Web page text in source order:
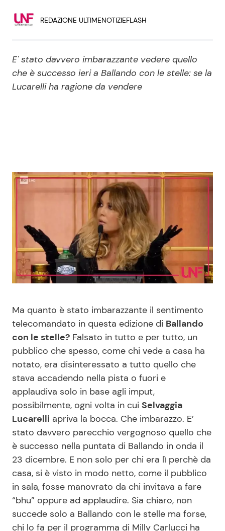
Politica Reality e Talent
News Musica
Benessere
Casa
Mondo Mamma
News benessere
Salute
Viaggi e Turismo
Festività
Cucina e Ricette
Consigli di Cucina
Le Ricette in TV
Primi Piatti
Ricette Facili e Veloci
Ricette Feste
Ricette per Bambini
Seguici
REDAZIONE ULTIMENOTIZIEFLASH
E' stato davvero imbarazzante vedere quello
che è successo ieri a Ballando con le stelle: se la
Lucarelli ha ragione da vendere
Ma quanto è stato imbarazzante il sentimento
telecomandato in questa edizione di Ballando
con le stelle? Falsato in tutto e per tutto, un
pubblico che spesso, come chi vede a casa ha
notato, era disinteressato a tutto quello che
stava accadendo nella pista o fuori e
applaudiva solo in base agli imput,
possibilmente, ogni volta in cui Selvaggia
Lucarelli apriva la bocca. Che imbarazzo. E’
stato davvero parecchio vergognoso quello che
è successo nella puntata di Ballando in onda il
23 dicembre. E non solo per chi era lì perchè da
casa, si è visto in modo netto, come il pubblico
in sala, fosse manovrato da chi invitava a fare
“bhu” oppure ad applaudire. Sia chiaro, non
succede solo a Ballando con le stelle ma forse,
chi lo fa per il programma di Milly Carlucci ha